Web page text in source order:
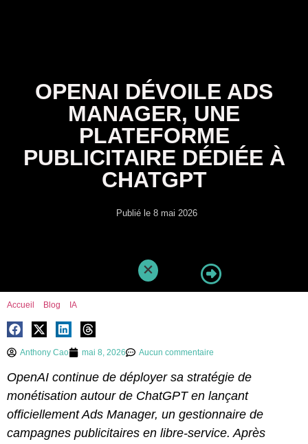
OPENAI DÉVOILE ADS
MANAGER, UNE
PLATEFORME
PUBLICITAIRE DÉDIÉE À
CHATGPT
Publié le 8 mai 2026
Accueil Blog IA
Anthony Cao mai 8, 2026 Aucun commentaire
OpenAI continue de déployer sa stratégie de
monétisation autour de ChatGPT en lançant
officiellement Ads Manager, un gestionnaire de
campagnes publicitaires en libre-service. Après